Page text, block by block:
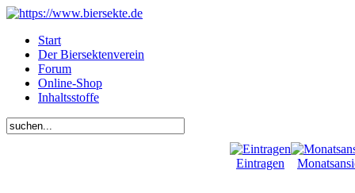
Start
Der Biersektenverein
Forum
Online-Shop
Inhaltsstoffe
Eintragen